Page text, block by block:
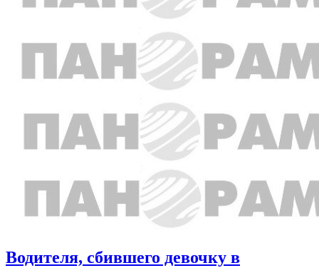
Водителя, сбившего девочку в